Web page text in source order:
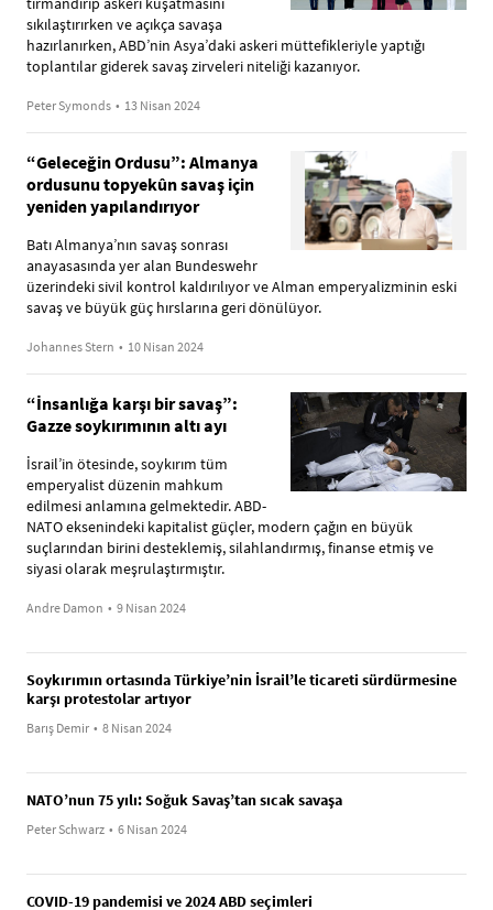
sıkılaştırırken ve açıkça savaşa
hazırlanırken, ABD’nin Asya’daki askeri müttefikleriyle yaptığı
toplantılar giderek savaş zirveleri niteliği kazanıyor.
Peter Symonds • 13 Nisan 2024
“Geleceğin Ordusu”: Almanya
ordusunu topyekûn savaş için
yeniden yapılandırıyor
Batı Almanya’nın savaş sonrası
anayasasında yer alan Bundeswehr
üzerindeki sivil kontrol kaldırılıyor ve Alman emperyalizminin eski
savaş ve büyük güç hırslarına geri dönülüyor.
Johannes Stern • 10 Nisan 2024
“İnsanlığa karşı bir savaş”:
Gazze soykırımının altı ayı
İsrail’in ötesinde, soykırım tüm
emperyalist düzenin mahkum
edilmesi anlamına gelmektedir. ABD-
NATO eksenindeki kapitalist güçler, modern çağın en büyük
suçlarından birini desteklemiş, silahlandırmış, finanse etmiş ve
siyasi olarak meşrulaştırmıştır.
Andre Damon • 9 Nisan 2024
Soykırımın ortasında Türkiye’nin İsrail’le ticareti sürdürmesine
karşı protestolar artıyor
Barış Demir • 8 Nisan 2024
NATO’nun 75 yılı: Soğuk Savaş’tan sıcak savaşa
Peter Schwarz • 6 Nisan 2024
COVID-19 pandemisi ve 2024 ABD seçimleri